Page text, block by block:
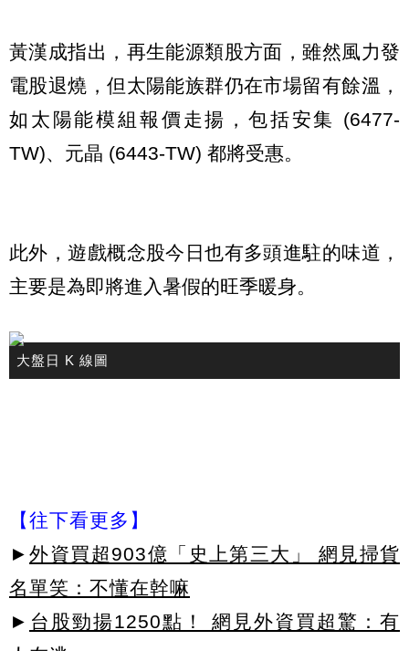
黃漢成指出，再生能源類股方面，雖然風力發
電股退燒，但太陽能族群仍在市場留有餘溫，
如太陽能模組報價走揚，包括安集 (6477-
TW)、元晶 (6443-TW) 都將受惠。
此外，遊戲概念股今日也有多頭進駐的味道，
主要是為即將進入暑假的旺季暖身。
大盤日 K 線圖
【往下看更多】
► 外資買超903億「史上第三大」 網見掃貨
名單笑：不懂在幹嘛
► 台股勁揚1250點！ 網見外資買超驚：有